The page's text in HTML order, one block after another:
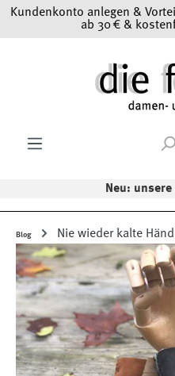
Zum Hauptinhalt springen
Kundenkonto anlegen &
ab 30 € &
Neu:
Blog Nie wieder kalte